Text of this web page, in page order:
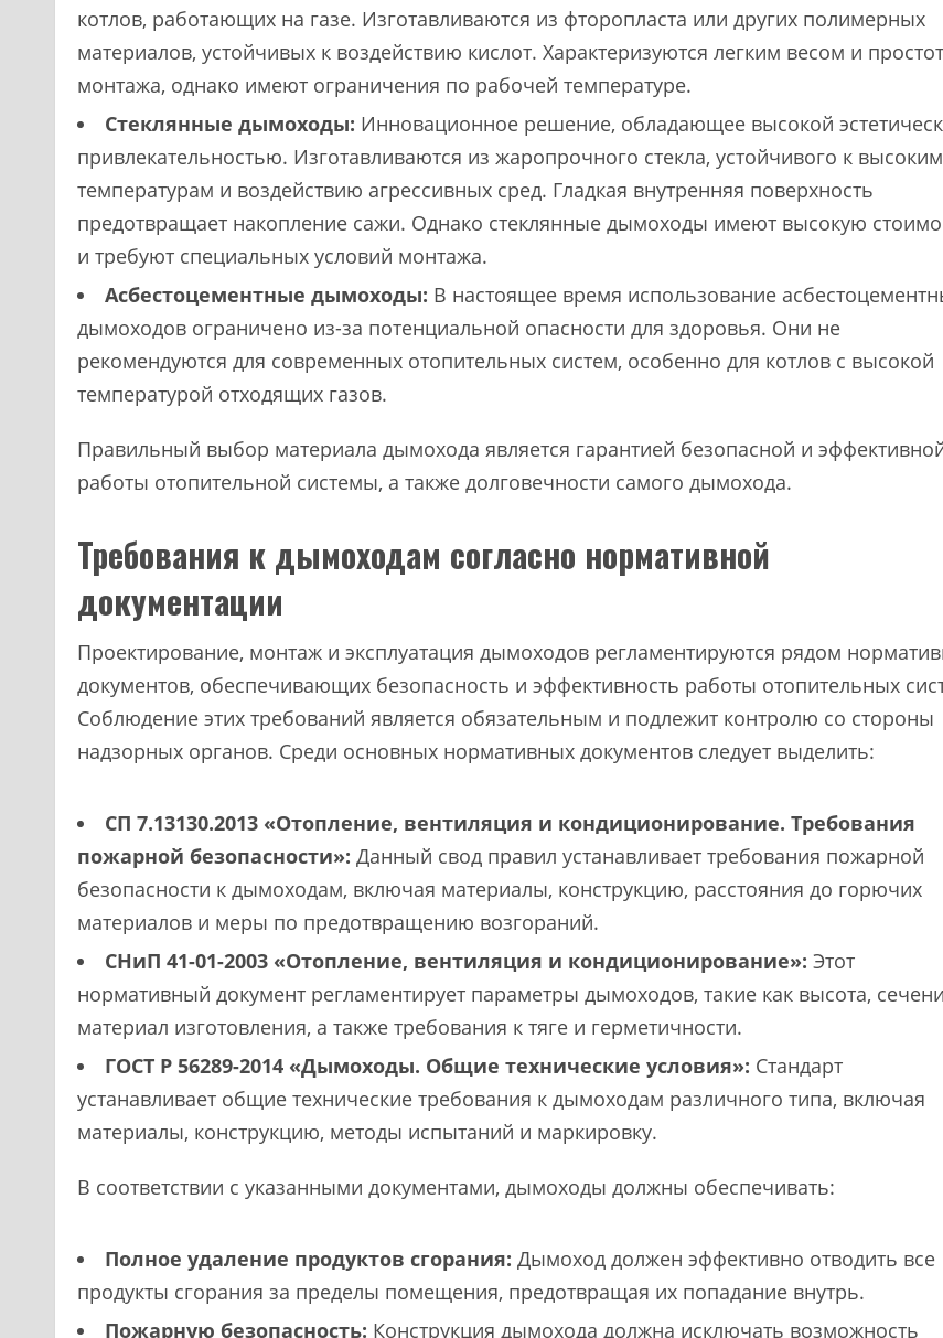
котлов, работающих на газе. Изготавливаются из фторопласта или других полимерных
материалов, устойчивых к воздействию кислот. Характеризуются легким весом и
монтажа, однако имеют ограничения по рабочей температуре.
Стеклянные дымоходы: Инновационное решение, обладающее высокой
привлекательностью. Изготавливаются из жаропрочного стекла, устойчивого к высоким
температурам и воздействию агрессивных сред. Гладкая внутренняя поверхность
предотвращает накопление сажи. Однако стеклянные дымоходы имеют высокую
и требуют специальных условий монтажа.
Асбестоцементные дымоходы: В настоящее время использование
дымоходов ограничено из-за потенциальной опасности для здоровья. Они не
рекомендуются для современных отопительных систем, особенно для котлов с высокой
температурой отходящих газов.
Правильный выбор материала дымохода является гарантией безопасной и
работы отопительной системы, а также долговечности самого дымохода.
Требования к дымоходам согласно нормативной
документации
Проектирование, монтаж и эксплуатация дымоходов регламентируются рядом
документов, обеспечивающих безопасность и эффективность работы отопительных
Соблюдение этих требований является обязательным и подлежит контролю со стороны
надзорных органов. Среди основных нормативных документов следует выделить:
СП 7.13130.2013 «Отопление, вентиляция и кондиционирование. Требования
пожарной безопасности»: Данный свод правил устанавливает требования пожарной
безопасности к дымоходам, включая материалы, конструкцию, расстояния до горючих
материалов и меры по предотвращению возгораний.
СНиП 41-01-2003 «Отопление, вентиляция и кондиционирование»: Этот
нормативный документ регламентирует параметры дымоходов, такие как высота,
материал изготовления, а также требования к тяге и герметичности.
ГОСТ Р 56289-2014 «Дымоходы. Общие технические условия»: Стандарт
устанавливает общие технические требования к дымоходам различного типа, включая
материалы, конструкцию, методы испытаний и маркировку.
В соответствии с указанными документами, дымоходы должны обеспечивать:
Полное удаление продуктов сгорания: Дымоход должен эффективно отводить все
продукты сгорания за пределы помещения, предотвращая их попадание внутрь.
Пожарную безопасность: Конструкция дымохода должна исключать возможность